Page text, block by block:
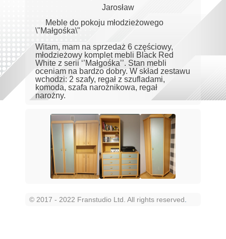
Jarosław
Meble do pokoju młodzieżowego
\"Małgośka\"
Witam, mam na sprzedaż 6 częściowy,
młodzieżowy komplet mebli Black Red
White z serii ‘’Małgośka’’. Stan mebli
oceniam na bardzo dobry. W skład zestawu
wchodzi: 2 szafy, regał z szufladami,
komoda, szafa narożnikowa, regał
narożny.
© 2017 - 2022 Franstudio Ltd. All rights reserved